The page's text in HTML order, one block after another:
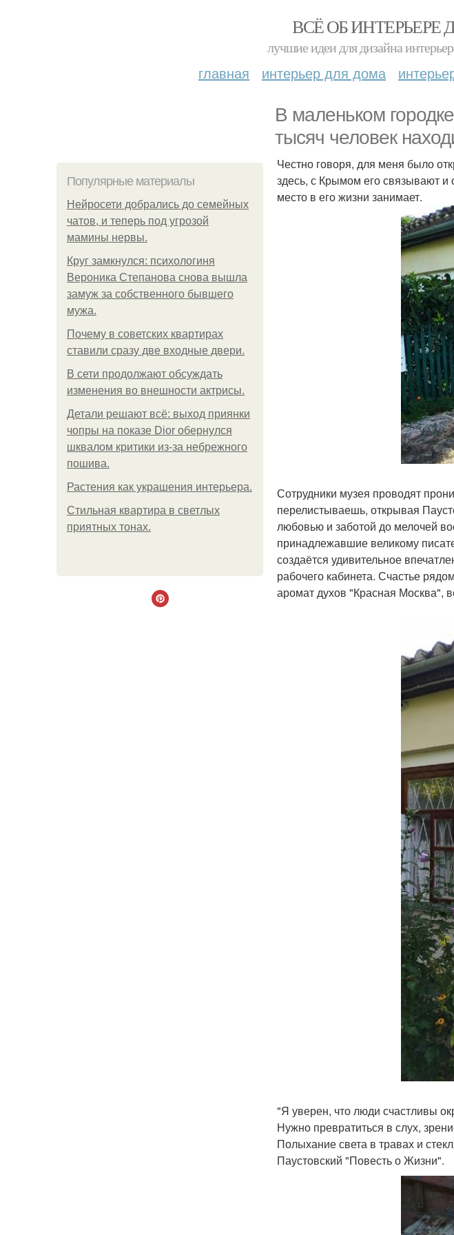
ВСЁ ОБ
лучшие идеи для дизайна
главная интерьер для дома
В маленьком
тысяч человек
Популярные материалы
Нейросети добрались до семейных
чатов, и теперь под угрозой
мамины нервы.
Круг замкнулся: психологиня
Вероника Степанова снова вышла
замуж за собственного бывшего
мужа.
Почему в советских квартирах
ставили сразу две входные двери.
В сети продолжают обсуждать
изменения во внешности актрисы.
Детали решают всё: выход приянки
чопры на показе Dior обернулся
шквалом критики из-за небрежного
пошива.
Растения как украшения интерьера.
Стильная квартира в светлых
приятных тонах.
Честно говоря, для меня было
здесь, с Крымом его связывают
место в его жизни занимает.
Сотрудники музея проводят
перелистываешь, открывая
любовью и заботой до мелочей
принадлежавшие великому
создаётся удивительное
рабочего кабинета. Счастье
аромат духов "Красная Москва",
"Я уверен, что люди счастливы
Нужно превратиться в слух,
Полыхание света в травах и
Паустовский "Повесть о Жизни".